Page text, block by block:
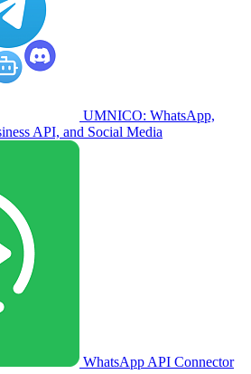
UMNICO: WhatsApp,
API, and Social Media
WhatsApp API Connector